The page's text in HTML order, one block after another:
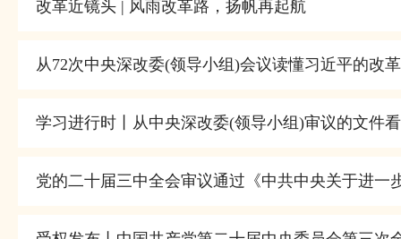
改革近镜头 | 风雨改革路，扬帆再起航
从72次中央深改委(领导小组)会议读懂习近平的改
学习进行时丨从中央深改委(领导小组)审议的文件
党的二十届三中全会审议通过《中共中央关于进